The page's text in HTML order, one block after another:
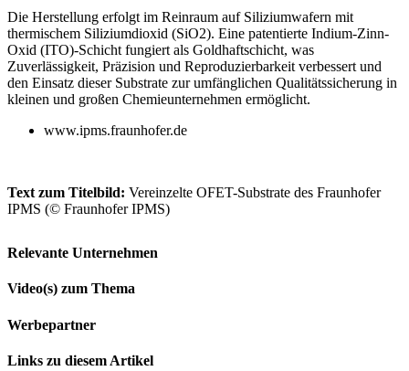
Die Herstellung erfolgt im Reinraum auf Siliziumwafern mit
thermischem ­Siliziumdioxid (SiO2). Eine patentierte Indium-Zinn-
Oxid (ITO)-Schicht fungiert als Goldhaftschicht, was
Zuverlässigkeit, Präzision und Reproduzierbarkeit verbessert und
den Einsatz dieser Substrate zur umfänglichen Qualitätssicherung in
kleinen und großen Chemieunternehmen ermöglicht.
www.ipms.fraunhofer.de
Text zum Titelbild: Vereinzelte OFET-Substrate des Fraunhofer
IPMS (© Fraunhofer IPMS)
Relevante Unternehmen
Video(s) zum Thema
Werbepartner
Links zu diesem Artikel